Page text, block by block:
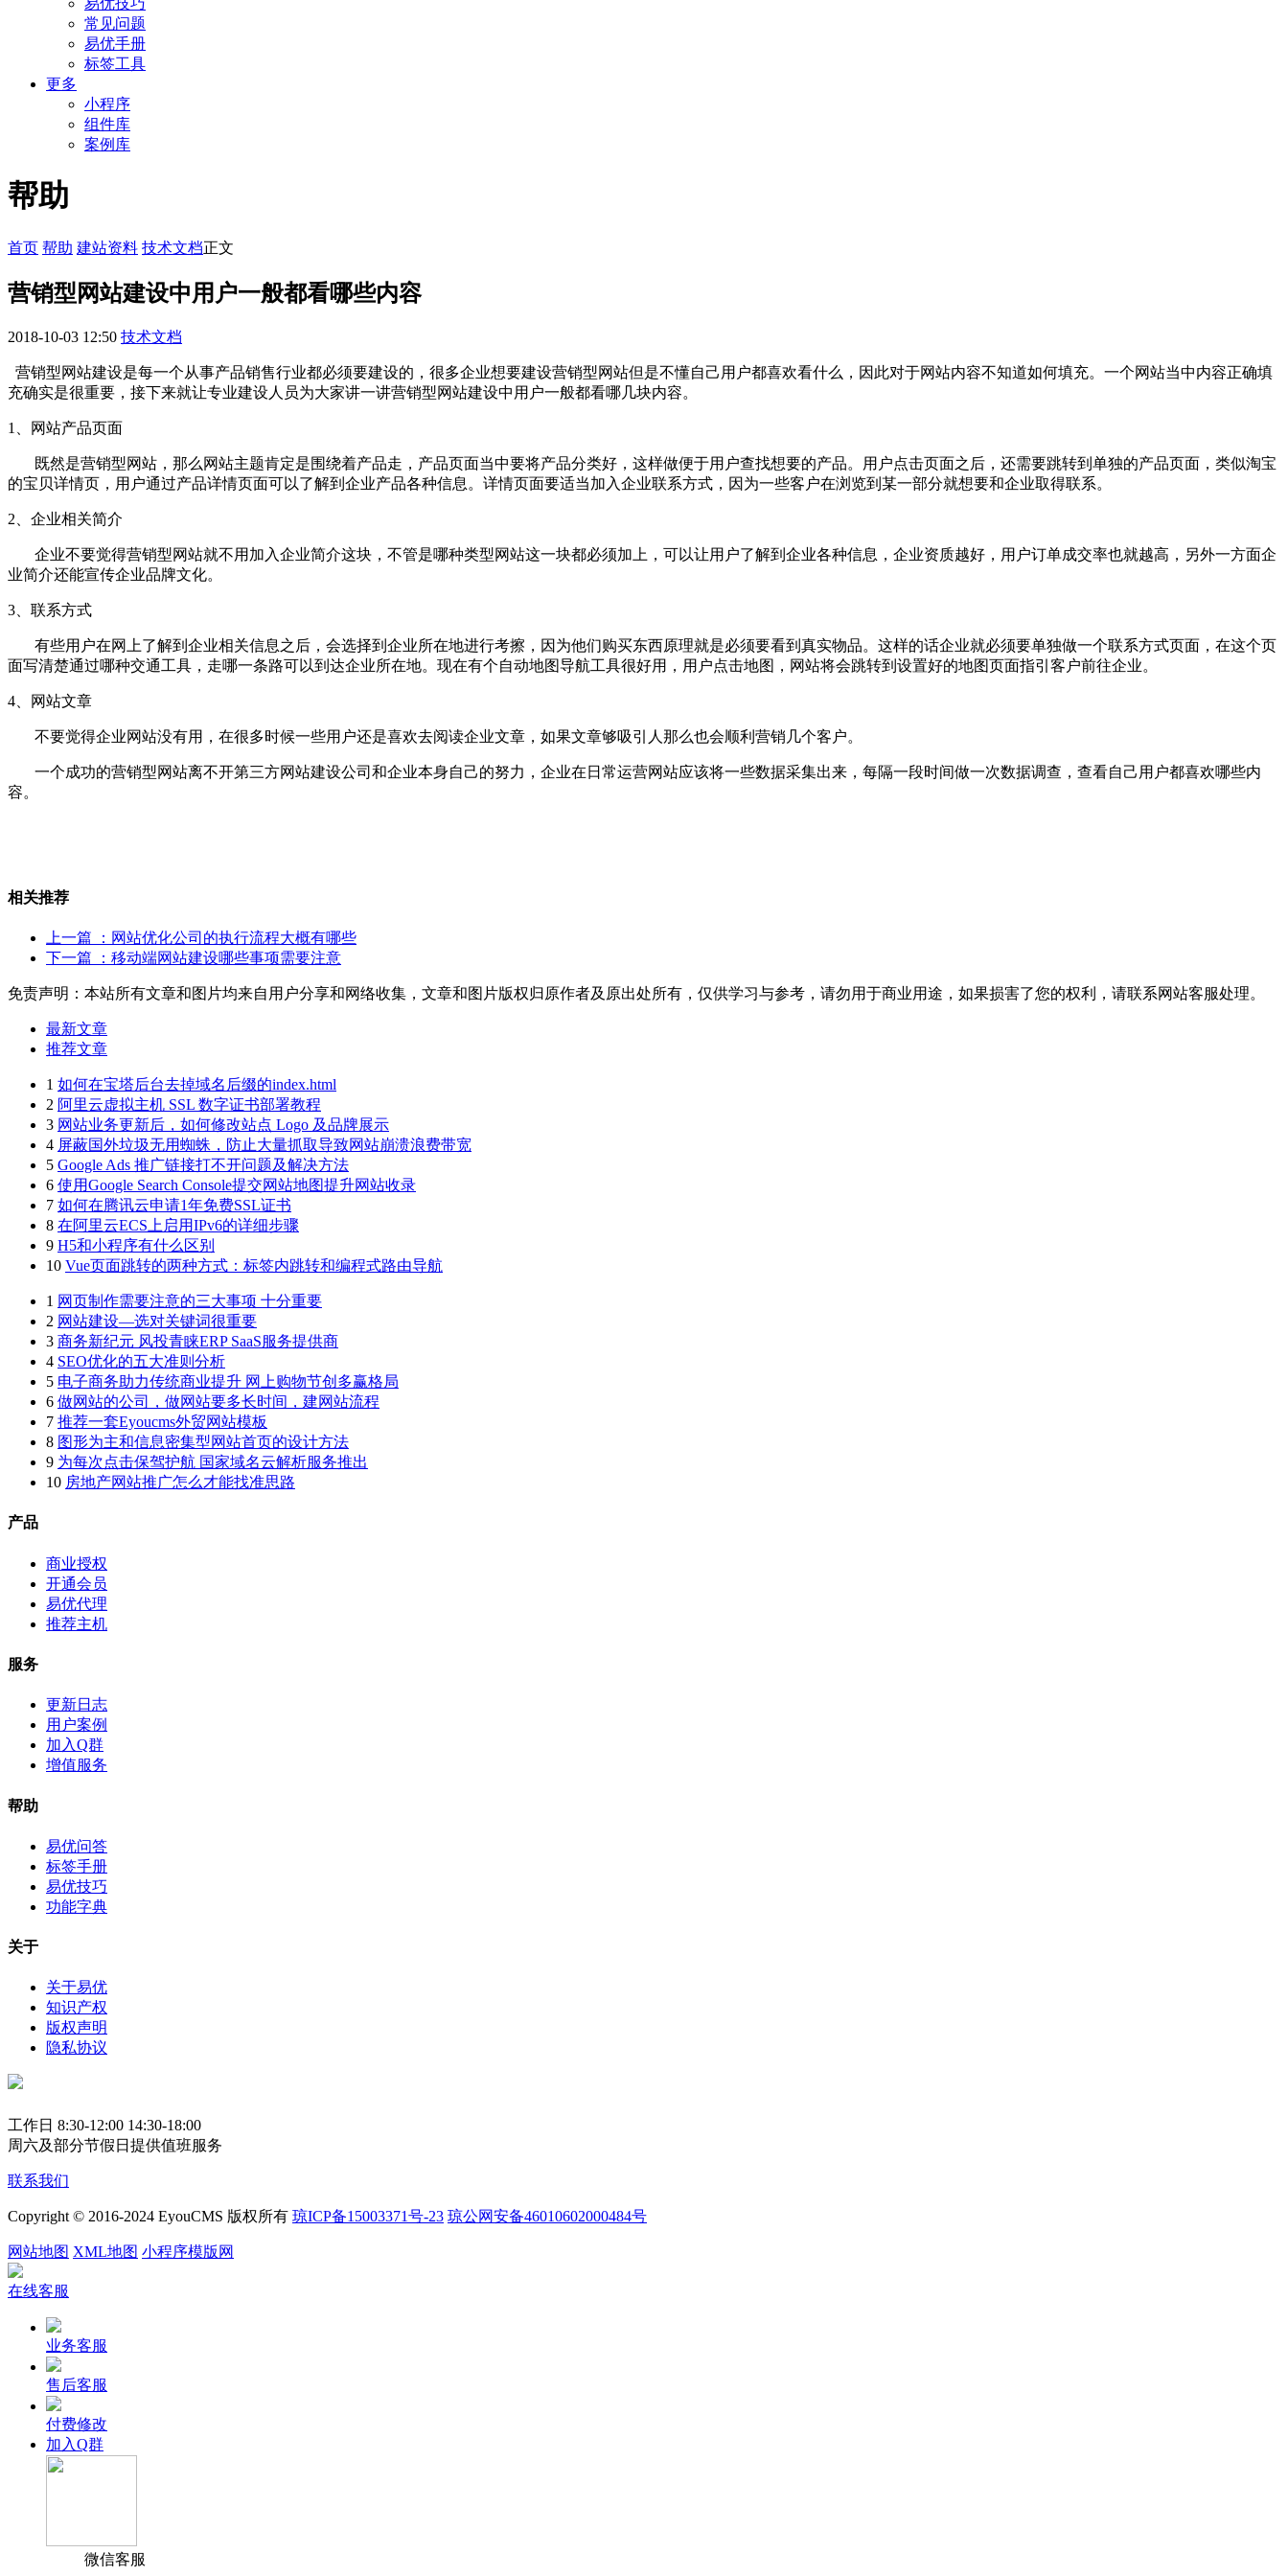
易优技巧
常见问题
易优手册
标签工具
更多
小程序
组件库
案例库
帮助
首页 帮助 建站资料 技术文档正文
营销型网站建设中用户一般都看哪些内容
2018-10-03 12:50 技术文档
营销型网站建设是每一个从事产品销售行业都必须要建设的，很多企业想要建设营销型网站但是不懂自己用户都喜欢看什么，因此对于网站内容不知道如何填充。一个网站当中内容正确填
充确实是很重要，接下来就让专业建设人员为大家讲一讲营销型网站建设中用户一般都看哪几块内容。
1、网站产品页面
既然是营销型网站，那么网站主题肯定是围绕着产品走，产品页面当中要将产品分类好，这样做便于用户查找想要的产品。用户点击页面之后，还需要跳转到单独的产品页面，类似淘宝
的宝贝详情页，用户通过产品详情页面可以了解到企业产品各种信息。详情页面要适当加入企业联系方式，因为一些客户在浏览到某一部分就想要和企业取得联系。
2、企业相关简介
企业不要觉得营销型网站就不用加入企业简介这块，不管是哪种类型网站这一块都必须加上，可以让用户了解到企业各种信息，企业资质越好，用户订单成交率也就越高，另外一方面企
业简介还能宣传企业品牌文化。
3、联系方式
有些用户在网上了解到企业相关信息之后，会选择到企业所在地进行考擦，因为他们购买东西原理就是必须要看到真实物品。这样的话企业就必须要单独做一个联系方式页面，在这个页
面写清楚通过哪种交通工具，走哪一条路可以到达企业所在地。现在有个自动地图导航工具很好用，用户点击地图，网站将会跳转到设置好的地图页面指引客户前往企业。
4、网站文章
不要觉得企业网站没有用，在很多时候一些用户还是喜欢去阅读企业文章，如果文章够吸引人那么也会顺利营销几个客户。
一个成功的营销型网站离不开第三方网站建设公司和企业本身自己的努力，企业在日常运营网站应该将一些数据采集出来，每隔一段时间做一次数据调查，查看自己用户都喜欢哪些内
容。
相关推荐
上一篇
：网站优化公司的执行流程大概有哪些
下一篇
：移动端网站建设哪些事项需要注意
免责声明：本站所有文章和图片均来自用户分享和网络收集，文章和图片版权归原作者及原出处所有，仅供学习与参考，请勿用于商业用途，如果损害了您的权利，请联系网站客服处理。
最新文章
推荐文章
1 如何在宝塔后台去掉域名后缀的index.html
2 阿里云虚拟主机 SSL 数字证书部署教程
3 网站业务更新后，如何修改站点 Logo 及品牌展示
4 屏蔽国外垃圾无用蜘蛛，防止大量抓取导致网站崩溃浪费带宽
5 Google Ads 推广链接打不开问题及解决方法
6 使用Google Search Console提交网站地图提升网站收录
7 如何在腾讯云申请1年免费SSL证书
8 在阿里云ECS上启用IPv6的详细步骤
9 H5和小程序有什么区别
10 Vue页面跳转的两种方式：标签内跳转和编程式路由导航
1 网页制作需要注意的三大事项 十分重要
2 网站建设—选对关键词很重要
3 商务新纪元 风投青睐ERP SaaS服务提供商
4 SEO优化的五大准则分析
5 电子商务助力传统商业提升 网上购物节创多赢格局
6 做网站的公司，做网站要多长时间，建网站流程
7 推荐一套Eyoucms外贸网站模板
8 图形为主和信息密集型网站首页的设计方法
9 为每次点击保驾护航 国家域名云解析服务推出
10 房地产网站推广怎么才能找准思路
产品
商业授权
开通会员
易优代理
推荐主机
服务
更新日志
用户案例
加入Q群
增值服务
帮助
易优问答
标签手册
易优技巧
功能字典
关于
关于易优
知识产权
版权声明
隐私协议
工作日 8:30-12:00 14:30-18:00
周六及部分节假日提供值班服务
联系我们
Copyright © 2016-2024 EyouCMS 版权所有 琼ICP备15003371号-23 琼公网安备46010602000484号
网站地图 XML地图 小程序模版网
在线客服
业务客服
售后客服
付费修改
加入Q群
微信客服